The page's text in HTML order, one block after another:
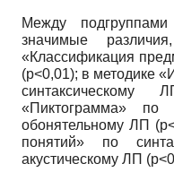
Между
значимые
«Классификация
(р<0,01); в методике
«Пиктограмма» по
обонятельному ЛП
понятий» по
акустическому ЛП